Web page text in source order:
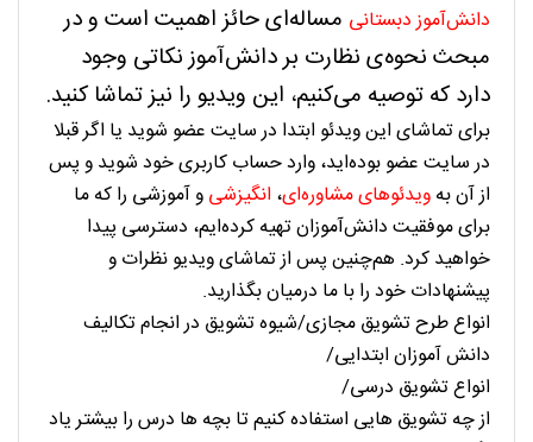
دانش‌آموز دبستانی مساله‌ای حائز اهمیت است و در
مبحث نحوه‌ی نظارت بر دانش‌آموز نکاتی وجود
دارد که توصیه می‌کنیم، این ویدیو را نیز تماشا کنید.
برای تماشای این ویدئو ابتدا در سایت عضو شوید یا اگر قبلا
در سایت عضو بوده‌اید، وارد حساب کاربری خود شوید و پس
از آن بهویدئوها‌ی مشاوره‌ای، انگیزشیو آموزشی را که ما
برای موفقیت دانش‌آموزان تهیه کرده‌ایم، دسترسی پیدا
خواهید کرد. هم‌چنین پس از تماشای ویدیو نظرات و
پیشنهادات خود را با ما درمیان بگذارید.
انواع طرح تشویق مجازی/شیوه تشویق در انجام تکالیف
دانش آموزان ابتدایی/
انواع تشویق درسی/
از چه تشویق هایی استفاده کنیم تا بچه ها درس را بیشتر یاد